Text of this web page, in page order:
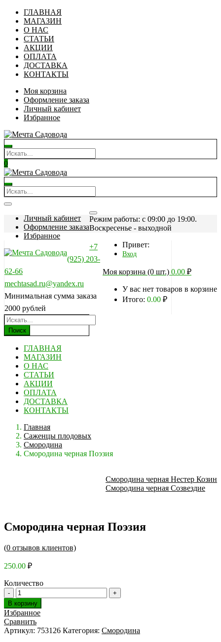
ГЛАВНАЯ
МАГАЗИН
О НАС
СТАТЬИ
АКЦИИ
ОПЛАТА
ДОСТАВКА
КОНТАКТЫ
Моя корзина
Оформление заказа
Личный кабинет
Избранное
0
Личный кабинет
Оформление заказа
Избранное
Режим работы: c 09:00 до 19:00.
Воскресенье - выходной
Привет:
Вход
Моя корзина (0 шт.) 0.00 ₽
У вас нет товаров в корзине
Итого: 0.00 ₽
+7
(925) 203-
62-66
mechtasad.ru@yandex.ru
Минимальная сумма заказа
2000 рублей
Поиск
ГЛАВНАЯ
МАГАЗИН
О НАС
СТАТЬИ
АКЦИИ
ОПЛАТА
ДОСТАВКА
КОНТАКТЫ
Главная
Саженцы плодовых
Смородина
Смородина черная Поэзия
Смородина черная Нестер Козин
Смородина черная Созвездие
Смородина черная Поэзия
(0 отзывов клиентов)
250.00 ₽
Количество
В корзину
Избранное
Сравнить
Артикул: 753126 Категория: Смородина